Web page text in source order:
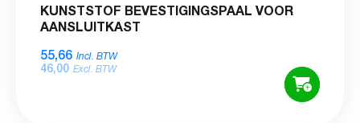
KUNSTSTOF BEVESTIGINGSPAAL VOOR
AANSLUITKAST
55,66 Incl. BTW
46,00 Excl. BTW